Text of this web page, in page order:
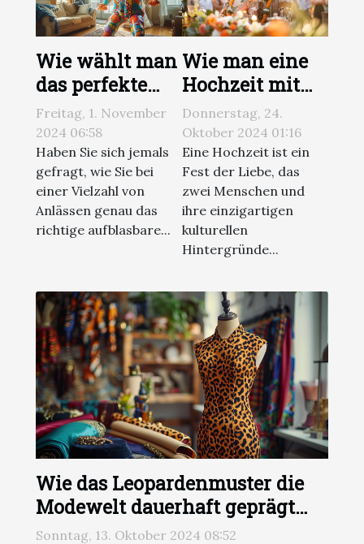
Wie wählt man
das perfekte
aufblasbare
Kostüm für jede
Veranstaltung?
Freitag, 1. November
2024 06:58
Haben Sie sich jemals
gefragt, wie Sie bei
einer Vielzahl von
Anlässen genau das
richtige aufblasbare...
Wie man eine
Hochzeit mit
kulturellen
Traditionen
beider Partner
plant
Donnerstag, 24.
Oktober 2024 01:16
Eine Hochzeit ist ein
Fest der Liebe, das
zwei Menschen und
ihre einzigartigen
kulturellen
Hintergründe...
Wie das Leopardenmuster die
Modewelt dauerhaft geprägt
hat
Sonntag, 13. Oktober 2024 08:52